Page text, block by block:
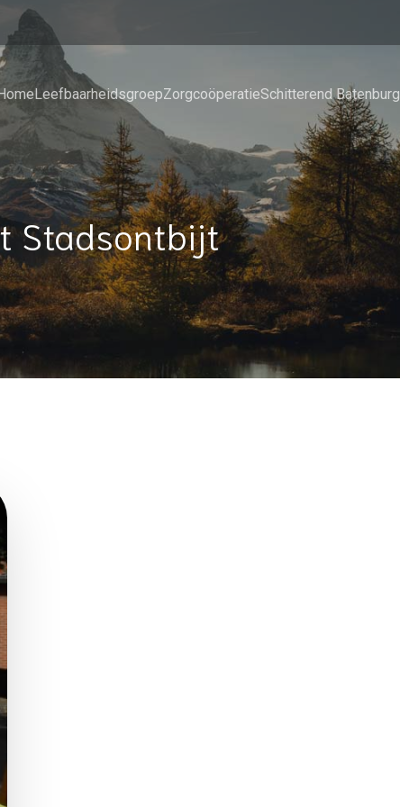
LeefbaarheidsgroepZorgcoöperatieSchitterend Batenburg
Stadsontbijt